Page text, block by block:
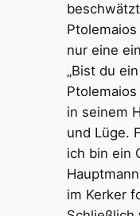
nur eine
„Bist du
in seinem
und Lüge.
ich bin ein
im Kerker